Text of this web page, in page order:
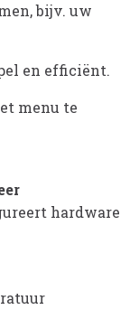
bijv. uw
en efficiënt.
menu te
hardware